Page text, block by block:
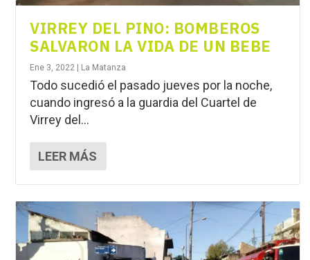
VIRREY DEL PINO: BOMBEROS
SALVARON LA VIDA DE UN BEBE
Ene 3, 2022 | La Matanza
Todo sucedió el pasado jueves por la noche,
cuando ingresó a la guardia del Cuartel de
Virrey del...
LEER MÁS